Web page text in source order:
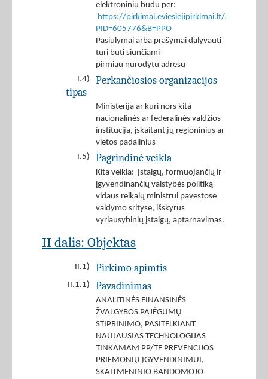
elektroniniu būdu per:
https://pirkimai.eviesiejipirkimai.lt/app/rfq/
PID=605776&B=PPO
Pasiūlymai arba prašymai dalyvauti
turi būti siunčiami
pirmiau nurodytu adresu
I.4)
Perkančiosios organizacijos
tipas
Ministerija ar kuri nors kita
nacionalinės ar federalinės valdžios
institucija, įskaitant jų regioninius ar
vietos padalinius
I.5)
Pagrindinė veikla
Kita veikla: Įstaigų, formuojančių ir
įgyvendinančių valstybės politiką
vidaus reikalų ministrui pavestose
valdymo srityse, išskyrus
vyriausybinių įstaigų, aptarnavimas.
II dalis: Objektas
II.1) Pirkimo apimtis
II.1.1) Pavadinimas
ANALITINĖS FINANSINĖS
ŽVALGYBOS PAJĖGUMŲ
STIPRINIMO, PASITELKIANT
NAUJAUSIAS TECHNOLOGIJAS
TINKAMAM PP/TF PREVENCIJOS
PRIEMONIŲ ĮGYVENDINIMUI,
SKAITMENINIO BANDOMOJO